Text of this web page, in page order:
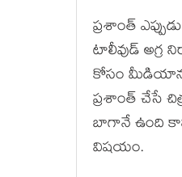
ప్రశాంత్
టాలీవుడ్ అగ్ర
కోసం మీడియాను
ప్రశాంత్ చేసే
బాగానే ఉంది
విషయం.